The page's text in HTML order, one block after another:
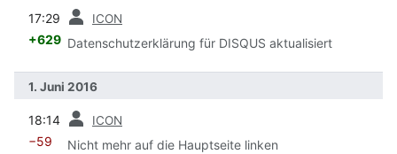
17:29 ICON
+629 Datenschutzerklärung für DISQUS aktualisiert
1. Juni 2016
18:14 ICON
−59 Nicht mehr auf die Hauptseite linken